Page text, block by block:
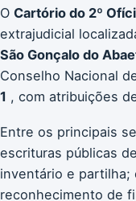
O Cartório do 2º
extrajudicial
São Gonçalo do
Conselho Nacional
1 , com atribuições
Entre os principais
escrituras públicas
inventário e partilha;
reconhecimento de